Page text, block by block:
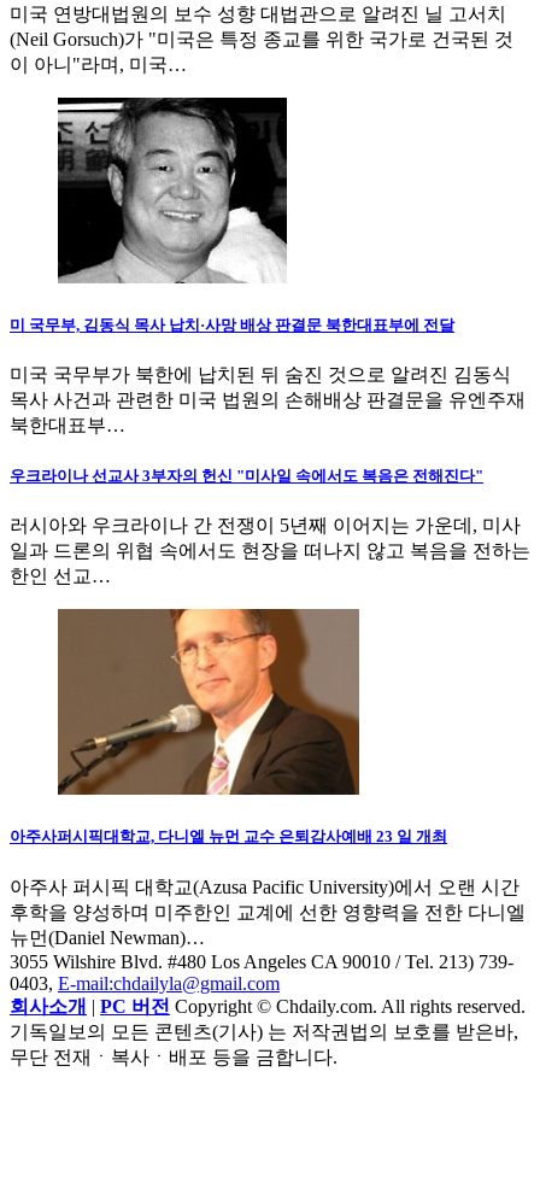
미국 연방대법원의 보수 성향 대법관으로 알려진 닐 고서치
(Neil Gorsuch)가 "미국은 특정 종교를 위한 국가로 건국된 것
이 아니"라며, 미국…
미 국무부, 김동식 목사 납치·사망 배상 판결문 북한대표부에 전달
미국 국무부가 북한에 납치된 뒤 숨진 것으로 알려진 김동식
목사 사건과 관련한 미국 법원의 손해배상 판결문을 유엔주재
북한대표부…
우크라이나 선교사 3부자의 헌신 "미사일 속에서도 복음은 전해진다"
러시아와 우크라이나 간 전쟁이 5년째 이어지는 가운데, 미사
일과 드론의 위협 속에서도 현장을 떠나지 않고 복음을 전하는
한인 선교…
아주사퍼시픽대학교, 다니엘 뉴먼 교수 은퇴감사예배 23 일 개최
아주사 퍼시픽 대학교(Azusa Pacific University)에서 오랜 시간
후학을 양성하며 미주한인 교계에 선한 영향력을 전한 다니엘
뉴먼(Daniel Newman)…
3055 Wilshire Blvd. #480 Los Angeles CA 90010 / Tel. 213) 739-
0403, E-mail:chdailyla@gmail.com
회사소개 | PC 버전 Copyright © Chdaily.com. All rights reserved.
기독일보의 모든 콘텐츠(기사) 는 저작권법의 보호를 받은바,
무단 전재ㆍ복사ㆍ배포 등을 금합니다.